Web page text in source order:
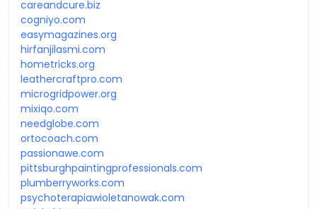
careandcure.biz
cogniyo.com
easymagazines.org
hirfanjilasmi.com
hometricks.org
leathercraftpro.com
microgridpower.org
mixiqo.com
needglobe.com
ortocoach.com
passionawe.com
pittsburghpaintingprofessionals.com
plumberryworks.com
psychoterapiawioletanowak.com